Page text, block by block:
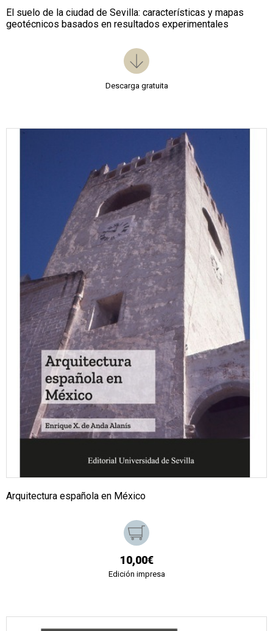
El suelo de la ciudad de Sevilla: características y mapas
geotécnicos basados en resultados experimentales
Descarga gratuita
Arquitectura española en México
10,00€
Edición impresa